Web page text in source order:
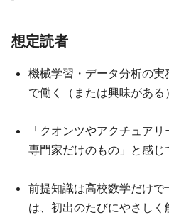
想定読者
機械学習・データ分析の
で働く（または興味があ
「クオンツやアクチュア
専門家だけのもの」と感じ
前提知識は高校数学だけ
は、初出のたびにやさしく